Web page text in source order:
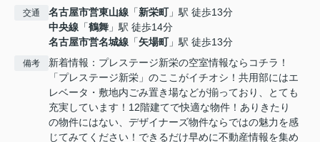
交通 名古屋市営東山線 「新栄町」駅 徒歩13分
中央線 「鶴舞 」駅 徒歩14分
名古屋市営名城線 「矢場町」駅 徒歩13分
備考
新着情報：プレステージ新栄の空室情報ならコチラ！
「プレステージ新栄」のここがイチオシ！共用部にはエ
レベータ・敷地内ごみ置き場などが揃っており、とても
充実しています！12階建てで快適な物件！ありきたり
の物件にはない、デザイナーズ物件ならではの魅力を感
じてみてください！できるだけ早めに不動産情報を集め